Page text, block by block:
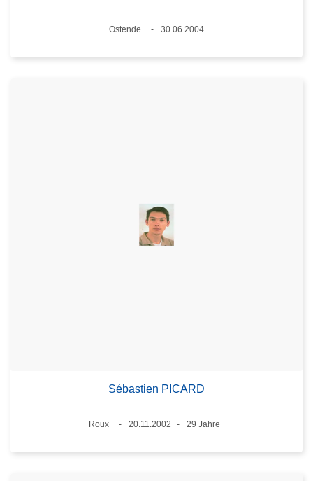
Standort
Ostende
30.06.2004
Sébastien PICARD
Standort
Roux
20.11.2002
29 Jahre